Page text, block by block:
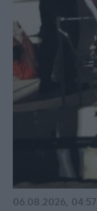
06.08.2026, 04:57